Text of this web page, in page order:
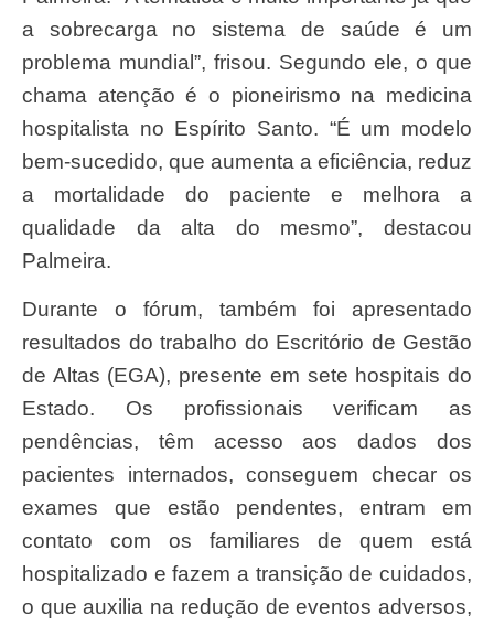
a sobrecarga no sistema de saúde é um
problema mundial”, frisou. Segundo ele, o que
chama atenção é o pioneirismo na medicina
hospitalista no Espírito Santo. “É um modelo
bem-sucedido, que aumenta a eficiência, reduz
a mortalidade do paciente e melhora a
qualidade da alta do mesmo”, destacou
Palmeira.
Durante o fórum, também foi apresentado
resultados do trabalho do Escritório de Gestão
de Altas (EGA), presente em sete hospitais do
Estado. Os profissionais verificam as
pendências, têm acesso aos dados dos
pacientes internados, conseguem checar os
exames que estão pendentes, entram em
contato com os familiares de quem está
hospitalizado e fazem a transição de cuidados,
o que auxilia na redução de eventos adversos,